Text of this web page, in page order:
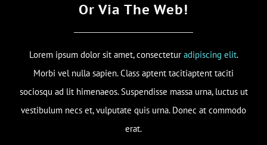
Or Via The Web!
Lorem ipsum dolor sit amet, consectetur adipiscing elit.
Morbi vel nulla sapien. Class aptent tacitiaptent taciti
sociosqu ad lit himenaeos. Suspendisse massa urna, luctus ut
vestibulum necs et, vulputate quis urna. Donec at commodo
erat.